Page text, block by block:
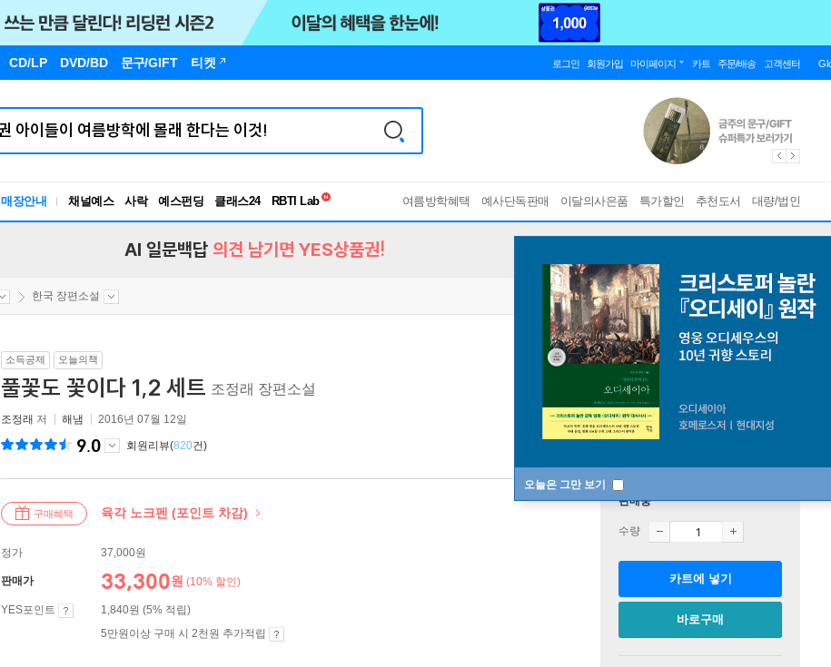
CD/LP DVD/BD 문구/GIFT 티켓 로그인 회원가입 마이페이지 카트 주문/배송 고객센터
매장안내 채널예스 사락 예스펀딩 클래스24
RBTI Lab
독서유형검사
여름방학혜택 예사단독판매 이달의사은품 특가할인 추천도서 대량/법인
오늘은 그만 보기
AI 일문백답 의견 남기면 YES상품권!
한국 장편소설
소득공제 오늘의책
풀꽃도 꽃이다 1,2 세트 조정래 장편소설
조정래 저 해냄 2016년 07월 12일
9.0 회원리뷰(820건)
구매혜택 육각 노크펜 (포인트 차감)
정가 37,000원
판매가 33,300원 (10% 할인)
YES포인트
1,840원 (5% 적립)
5만원이상 구매 시 2천원 추가적립
판매중
수량
카트에 넣기
바로구매